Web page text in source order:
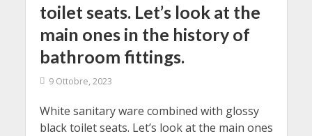
toilet seats. Let’s look at the
main ones in the history of
bathroom fittings.
9 Ottobre, 2023
White sanitary ware combined with glossy
black toilet seats. Let’s look at the main ones